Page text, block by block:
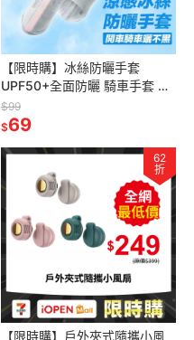
【限時購】冰絲防曬手套
UPF50+全面防曬 騎車手套 涼
感手套 抗UV手套 觸控手套
$99
$69
62
折
【限時購】戶外夾式隨攜小風